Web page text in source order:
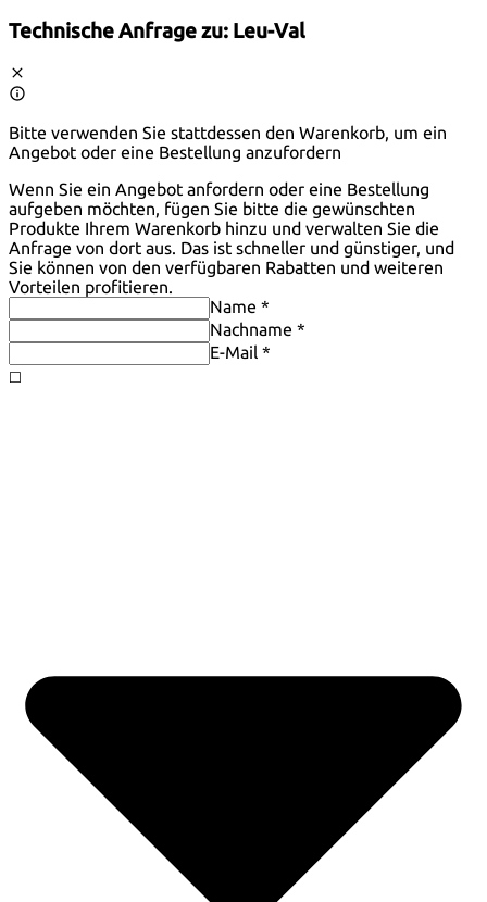
Technische Anfrage zu: Leu-Val
Bitte verwenden Sie stattdessen den Warenkorb, um ein
Angebot oder eine Bestellung anzufordern
Wenn Sie ein Angebot anfordern oder eine Bestellung
aufgeben möchten, fügen Sie bitte die gewünschten
Produkte Ihrem Warenkorb hinzu und verwalten Sie die
Anfrage von dort aus. Das ist schneller und günstiger, und
Sie können von den verfügbaren Rabatten und weiteren
Vorteilen profitieren.
Name *
Nachname *
E-Mail *
◻️